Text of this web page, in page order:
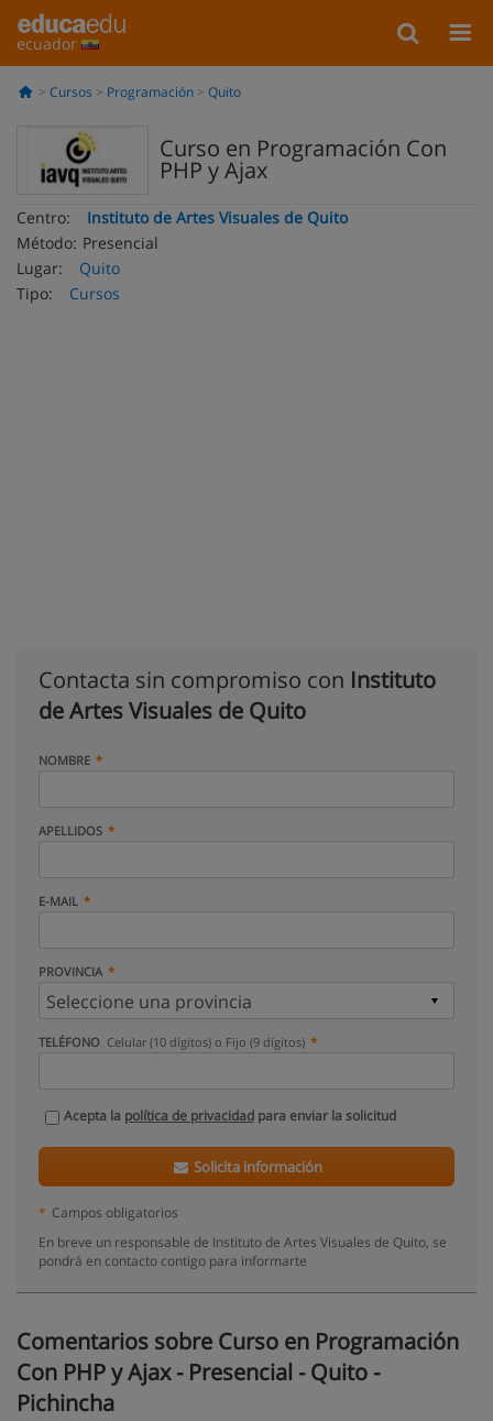
ecuador
Cursos Programación Quito
Curso en Programación Con
PHP y Ajax
Centro:
Instituto de Artes Visuales de Quito
Método: Presencial
Lugar:
Quito
Tipo:
Cursos
Contacta sin compromiso con Instituto
de Artes Visuales de Quito
NOMBRE
APELLIDOS
E-MAIL
PROVINCIA
TELÉFONO Celular (10 dígitos) o Fijo (9 dígitos)
Acepta la política de privacidad para enviar la solicitud
Solicita información
* Campos obligatorios
En breve un responsable de Instituto de Artes Visuales de Quito, se
pondrá en contacto contigo para informarte
Comentarios sobre Curso en Programación
Con PHP y Ajax - Presencial - Quito -
Pichincha